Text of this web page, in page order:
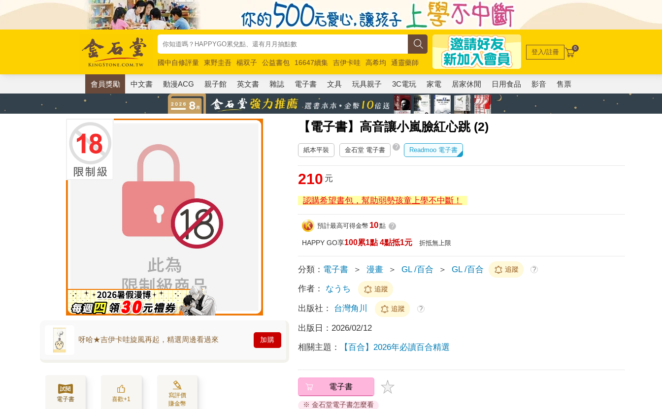
國中自修評量 東野圭吾 楊双子 公益書包 16647續集 吉伊卡哇 高希均
通靈藥師
唯紅花綻放
奧德賽 路邊攤新作 馬斯克 玩具總動員5 超慢跑
登入/註冊 0
會員獎勵 中文書 動漫ACG 親子館 英文書 雜誌 電子書 文具 玩具親子 3C電玩 家電 居家休閒 日用食品 影音 售票
【電子書】高音讓小嵐臉紅心跳 (2)
呀哈★吉伊卡哇旋風再起，精選周邊看過來 加購
電子書 喜歡+1
寫評價
賺金幣
紙本平裝 金石堂 電子書 ? Readmoo 電子書
210 元
認購希望書包，幫助弱勢孩童上學不中斷！
預計最高可得金幣 10點 ?
HAPPY GO享100累1點 4點抵1元 折抵無上限
分類： 電子書 ＞ 漫畫 ＞ GL /百合 ＞ GL /百合 追蹤 ?
作者： なうち 追蹤
出版社： 台灣角川 追蹤 ?
出版日： 2026/02/12
相關主題： 【百合】2026年必讀百合精選
電子書
※ 金石堂電子書怎麼看